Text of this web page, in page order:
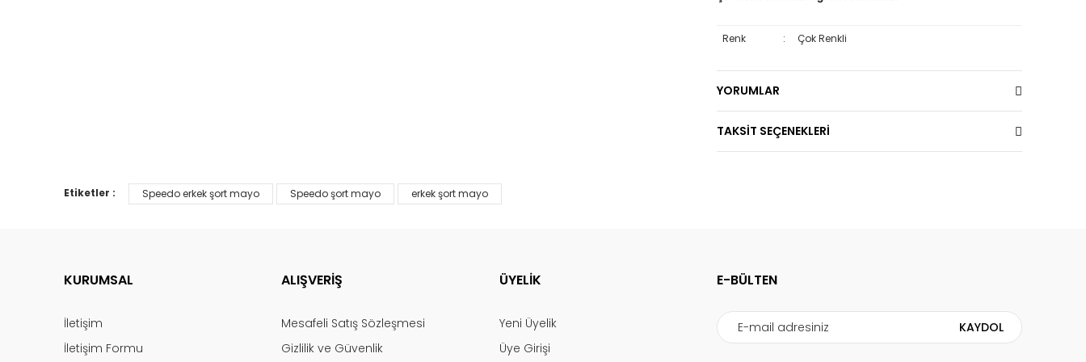
Renk : Çok Renkli
YORUMLAR
TAKSİT SEÇENEKLERİ
Etiketler : Speedo erkek şort mayo Speedo şort mayo erkek şort mayo
KURUMSAL
İletişim
İletişim Formu
ALIŞVERİŞ
Mesafeli Satış Sözleşmesi
Gizlilik ve Güvenlik
ÜYELİK
Yeni Üyelik
Üye Girişi
E-BÜLTEN
KAYDOL